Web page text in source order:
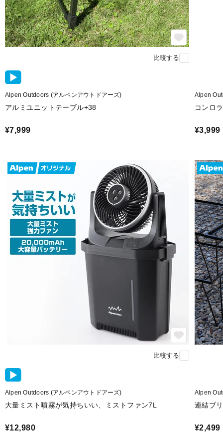
比較する
Alpen Outdoors (アルペンアウトドアーズ)
アルミユニットテーブル+38
¥7,999
Alpen
コンロ
¥3,999
比較する
Alpen Outdoors (アルペンアウトドアーズ)
大量ミスト噴霧が気持ちいい、ミストファン7L
¥12,980
Alpen
連結ブ
¥2,499